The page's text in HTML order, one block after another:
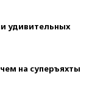
удивительных
на суперъяхты